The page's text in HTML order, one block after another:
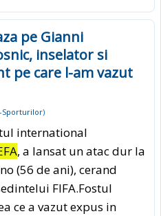
pe Gianni
inselator si
pe care l-am vazut
Sporturilor)
international
, a lansat un atac dur la
(56 de ani), cerand
FIFA.Fostul
ce a vazut expus in